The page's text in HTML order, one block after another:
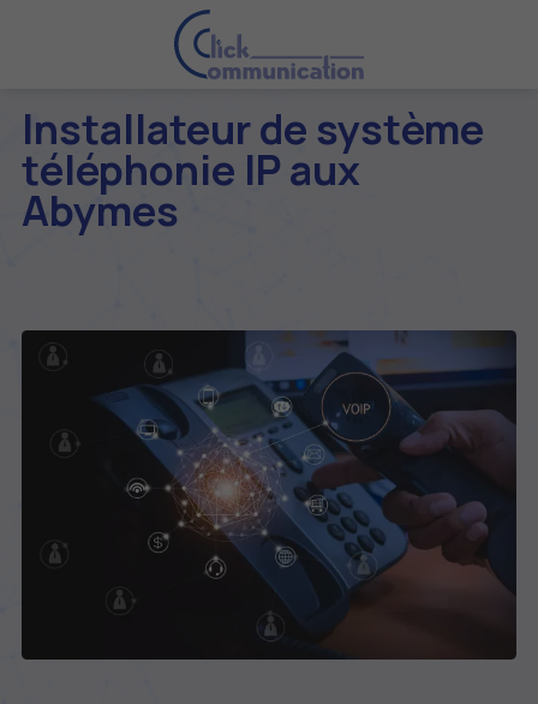
Installateur de système
téléphonie IP aux
Abymes